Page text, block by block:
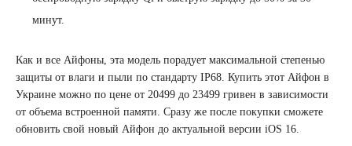
минут.
Как и все Айфоны, эта модель порадует максимальной степенью
защиты от влаги и пыли по стандарту IP68. Купить этот Айфон в
Украине можно по цене от 20499 до 23499 гривен в зависимости
от объема встроенной памяти. Сразу же после покупки сможете
обновить свой новый Айфон до актуальной версии iOS 16.